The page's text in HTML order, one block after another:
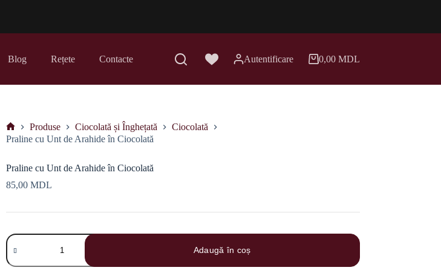
Blog Rețete Contacte Autentificare
Coș
cumpărături
0,00 MDL
Prima
Produse Ciocolată și Înghețată
Ciocolată
Praline cu Unt de Arahide în Ciocolată
Praline cu Unt de Arahide în Ciocolată
85,00 MDL
Cantitate
Praline
cu
Unt
Adaugă în coș